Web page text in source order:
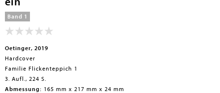
submenu
Band 1
Oetinger, 2019
Hardcover
Familie Flickenteppich 1
3. Aufl., 224 S.
Abmessung: 165 mm x 217 mm x 24 mm